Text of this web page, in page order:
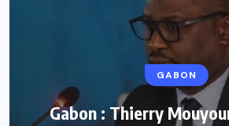
GABON
Gabon : Thierry